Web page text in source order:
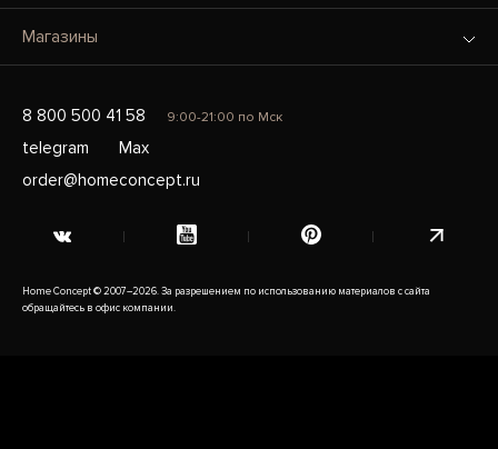
Магазины
8 800 500 41 58 9:00-21:00 по Мск
telegram
Max
order@homeconcept.ru
Home Concept © 2007–2026. За разрешением по использованию материалов с сайта
обращайтесь в офис компании.